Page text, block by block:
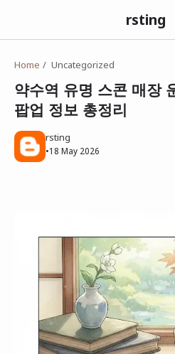
rsting
Home Uncategorized
약수역 유명 스콘 매장
팝업 정보 총정리
rsting
•18 May 2026